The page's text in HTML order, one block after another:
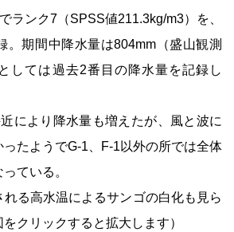
ランク7（SPSS値211.3kg/m3）を、
。期間中降水量は804mm（盛山観測
しては過去2番目の降水量を記録し
により降水量も増えたが、風と波に
ったようでG-1、F-1以外の所では全体
ている。
れる高水温によるサンゴの白化も見ら
クリックすると拡大します）